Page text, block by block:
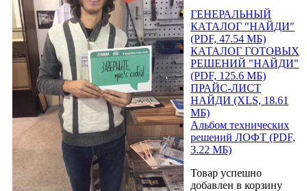
ГЕНЕРАЛЬНЫЙ
КАТАЛОГ "НАЙДИ"
(PDF, 47.54 МБ)
КАТАЛОГ ГОТОВЫХ
РЕШЕНИЙ "НАЙДИ"
(PDF, 125.6 МБ)
ПРАЙС-ЛИСТ
НАЙДИ (XLS, 18.61
МБ)
Альбом технических
решений ЛОФТ (PDF,
3.22 МБ)
Товар успешно
добавлен в корзину